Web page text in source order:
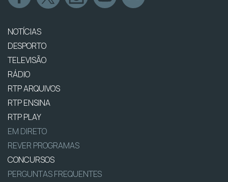
NOTÍCIAS
DESPORTO
TELEVISÃO
RÁDIO
RTP ARQUIVOS
RTP ENSINA
RTP PLAY
EM DIRETO
REVER PROGRAMAS
CONCURSOS
PERGUNTAS FREQUENTES